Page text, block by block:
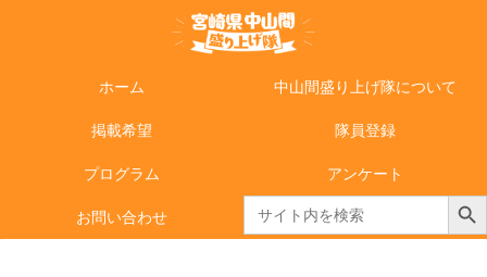
ホーム 中山間盛り上げ隊について
掲載希望 隊員登録
プログラム アンケート
お問い合わせ
Search
for:
Search Button